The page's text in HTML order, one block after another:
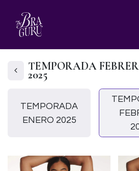
TEMPORADA
2025
TEMPORADA
ENERO 2025